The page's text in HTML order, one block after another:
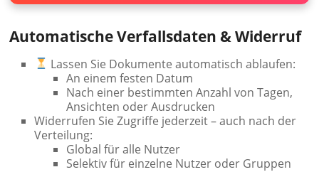
Automatische Verfallsdaten & Widerruf
Lassen Sie Dokumente automatisch ablaufen:
An einem festen Datum
Nach einer bestimmten Anzahl von Tagen,
Ansichten oder Ausdrucken
Widerrufen Sie Zugriffe jederzeit – auch nach der
Verteilung:
Global für alle Nutzer
Selektiv für einzelne Nutzer oder Gruppen